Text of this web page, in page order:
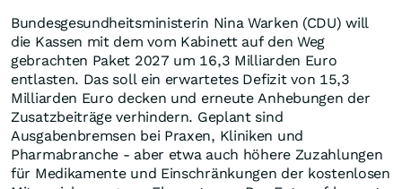
Bundesgesundheitsministerin Nina Warken (CDU) will
die Kassen mit dem vom Kabinett auf den Weg
gebrachten Paket 2027 um 16,3 Milliarden Euro
entlasten. Das soll ein erwartetes Defizit von 15,3
Milliarden Euro decken und erneute Anhebungen der
Zusatzbeiträge verhindern. Geplant sind
Ausgabenbremsen bei Praxen, Kliniken und
Pharmabranche - aber etwa auch höhere Zuzahlungen
für Medikamente und Einschränkungen der kostenlosen